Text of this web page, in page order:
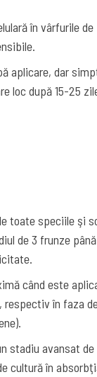
în vârfurile de
aplicare, dar
loc după 15-25
toate speciile şi
de 3 frunze
când este
respectiv în faza
stadiu avansat de
cultură în